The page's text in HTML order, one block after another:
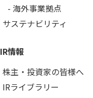
海外事業拠点
サステナビリティ
IR情報
株主・投資家の皆様へ
IRライブラリー